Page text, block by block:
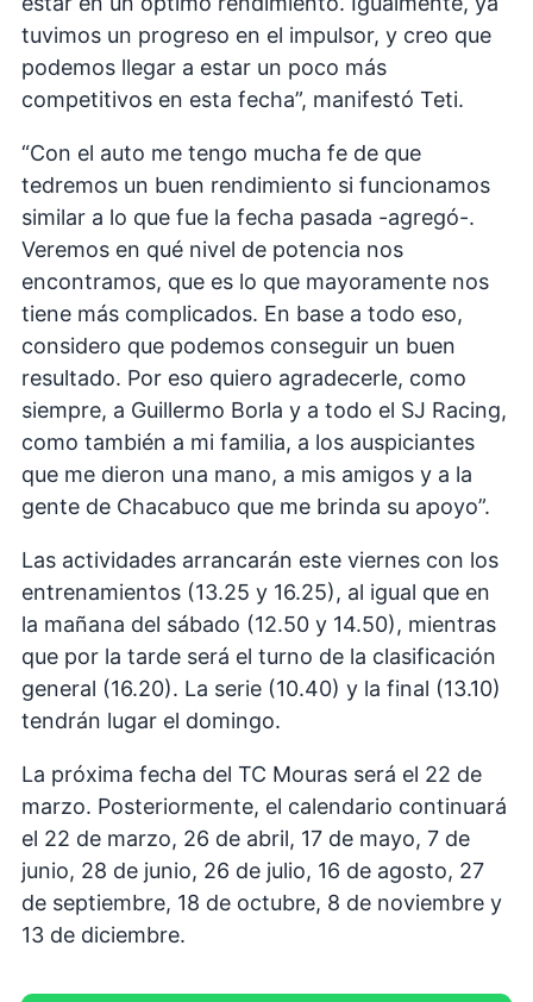
tuvimos un progreso en el impulsor, y creo que
podemos llegar a estar un poco más
competitivos en esta fecha”, manifestó Teti.
“Con el auto me tengo mucha fe de que
tedremos un buen rendimiento si funcionamos
similar a lo que fue la fecha pasada -agregó-.
Veremos en qué nivel de potencia nos
encontramos, que es lo que mayoramente nos
tiene más complicados. En base a todo eso,
considero que podemos conseguir un buen
resultado. Por eso quiero agradecerle, como
siempre, a Guillermo Borla y a todo el SJ Racing,
como también a mi familia, a los auspiciantes
que me dieron una mano, a mis amigos y a la
gente de Chacabuco que me brinda su apoyo”.
Las actividades arrancarán este viernes con los
entrenamientos (13.25 y 16.25), al igual que en
la mañana del sábado (12.50 y 14.50), mientras
que por la tarde será el turno de la clasificación
general (16.20). La serie (10.40) y la final (13.10)
tendrán lugar el domingo.
La próxima fecha del TC Mouras será el 22 de
marzo. Posteriormente, el calendario continuará
el 22 de marzo, 26 de abril, 17 de mayo, 7 de
junio, 28 de junio, 26 de julio, 16 de agosto, 27
de septiembre, 18 de octubre, 8 de noviembre y
13 de diciembre.